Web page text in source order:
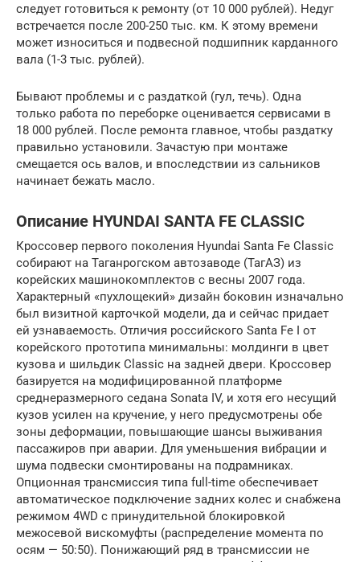
следует готовиться к ремонту (от 10 000 рублей). Недуг
встречается после 200-250 тыс. км. К этому времени
может износиться и подвесной подшипник карданного
вала (1-3 тыс. рублей).
Бывают проблемы и с раздаткой (гул, течь). Одна
только работа по переборке оценивается сервисами в
18 000 рублей. После ремонта главное, чтобы раздатку
правильно установили. Зачастую при монтаже
смещается ось валов, и впоследствии из сальников
начинает бежать масло.
Описание HYUNDAI SANTA FE CLASSIC
Кроссовер первого поколения Hyundai Santa Fe Classic
собирают на Таганрогском автозаводе (ТагАЗ) из
корейских машинокомплектов с весны 2007 года.
Характерный «пухлощекий» дизайн боковин изначально
был визитной карточкой модели, да и сейчас придает
ей узнаваемость. Отличия российского Santa Fe I от
корейского прототипа минимальны: молдинги в цвет
кузова и шильдик Classic на задней двери. Кроссовер
базируется на модифицированной платформе
среднеразмерного седана Sonata IV, и хотя его несущий
кузов усилен на кручение, у него предусмотрены обе
зоны деформации, повышающие шансы выживания
пассажиров при аварии. Для уменьшения вибрации и
шума подвески смонтированы на подрамниках.
Опционная трансмиссия типа full-time обеспечивает
автоматическое подключение задних колес и снабжена
режимом 4WD с принудительной блокировкой
межосевой вискомуфты (распределение момента по
осям — 50:50). Понижающий ряд в трансмиссии не